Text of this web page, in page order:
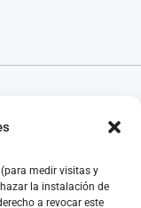
medir visitas y
la instalación de
a revocar este
de gimnasios, centros de
y centros de danza, que
de reservas de clases y
el control de membresías
retención y recuperación